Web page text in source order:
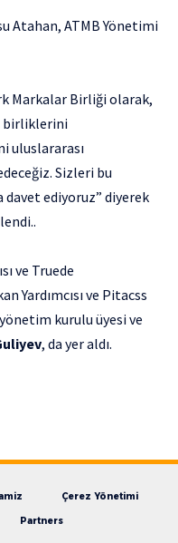
Markalar Birliği olarak,
birliklerini
uluslararası
Sizleri bu
davet ediyoruz” diyerek
ve Truede
Yardımcısı ve Pitacss
kurulu üyesi ve
, da yer aldı.
Çerez Yönetimi
Partners